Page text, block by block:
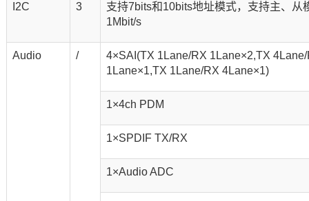
I2C 3
支持7bits和10bits地址模式，支持主、从
1Mbit/s
Audio /
4×SAI(TX 1Lane/RX 1Lane×2,TX
1Lane×1,TX 1Lane/RX 4Lane×1)
1×4ch PDM
1×SPDIF TX/RX
1×Audio ADC